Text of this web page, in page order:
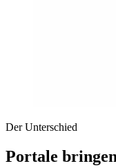
Der Unterschied
Portale